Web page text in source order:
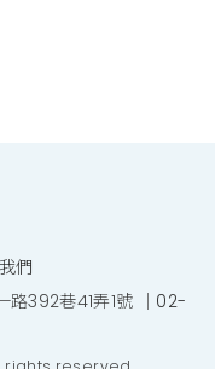
克「好友分享
們
392巷41弄1號 ｜ 02-